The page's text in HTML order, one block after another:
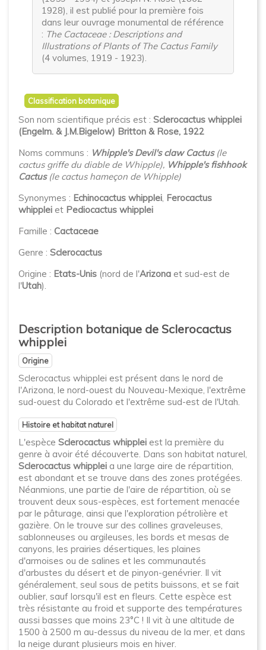
1928), il est publié pour la première fois
dans leur ouvrage monumental de référence
: The Cactaceae : Descriptions and
Illustrations of Plants of The Cactus Family
(4 volumes, 1919 - 1923).
Classification botanique
Son nom scientifique précis est : Sclerocactus whipplei
(Engelm. & J.M.Bigelow) Britton & Rose, 1922
Noms communs : Whipple's Devil's clawCactus(le
cactus griffe du diable de Whipple), Whipple's fishhook
Cactus (le cactus hameçon de Whipple)
Synonymes : Echinocactus whipplei, Ferocactus
whipplei et Pediocactus whipplei
Famille : Cactaceae
Genre : Sclerocactus
Origine : Etats-Unis (nord de l'Arizona et sud-est de
l'Utah).
Description botanique de Sclerocactus
whipplei
Origine
Sclerocactus whipplei est présent dans le nord de
l'Arizona, le nord-ouest du Nouveau-Mexique, l'extrême
sud-ouest du Colorado et l'extrême sud-est de l'Utah.
Histoire et habitat naturel
L'espèce Sclerocactus whipplei est la première du
genre à avoir été découverte. Dans son habitat naturel,
Sclerocactus whipplei a une large aire de répartition,
est abondant et se trouve dans des zones protégées.
Néanmions, une partie de l'aire de répartition, où se
trouvent deux sous-espèces, est fortement menacée
par le pâturage, ainsi que l'exploration pétrolière et
gazière. On le trouve sur des collines graveleuses,
sablonneuses ou argileuses, les bords et mesas de
canyons, les prairies désertiques, les plaines
d'armoises ou de salines et les communautés
d'arbustes du désert et de pinyon-genévrier. Il vit
généralement, seul sous de petits buissons, et se fait
oublier, sauf lorsqu'il est en fleurs. Cette espèce est
très résistante au froid et supporte des températures
aussi basses que moins 23°C ! Il vit à une altitude de
1500 à 2500 m au-dessus du niveau de la mer, et dans
la neige durant plusieurs mois en hiver.